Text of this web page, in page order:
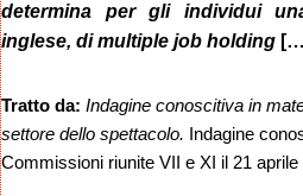
determina per gli individui
inglese, di multiple job holding
Tratto da: Indagine conoscitiva in
settore dello spettacolo. Indagine
Commissioni riunite VII e XI il 21 aprile